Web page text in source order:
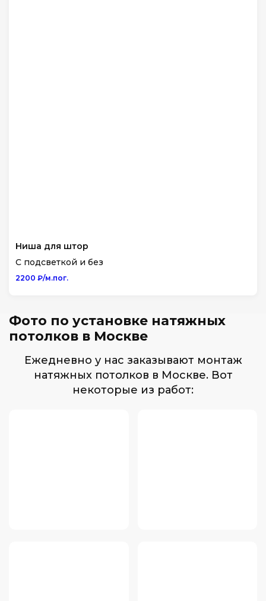
Ниша для штор
С подсветкой и без
2200 ₽/м.пог.
Фото по установке натяжных
потолков в Москве
Ежедневно у нас заказывают монтаж
натяжных потолков в Москве. Вот
некоторые из работ: